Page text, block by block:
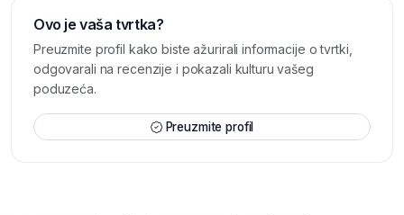
Ovo je vaša tvrtka?
Preuzmite profil kako biste ažurirali informacije o tvrtki,
odgovarali na recenzije i pokazali kulturu vašeg
poduzeća.
Preuzmite profil